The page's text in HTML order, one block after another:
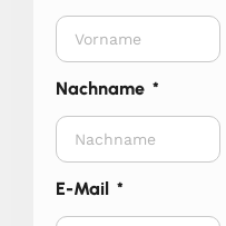
Nachname
E-Mail